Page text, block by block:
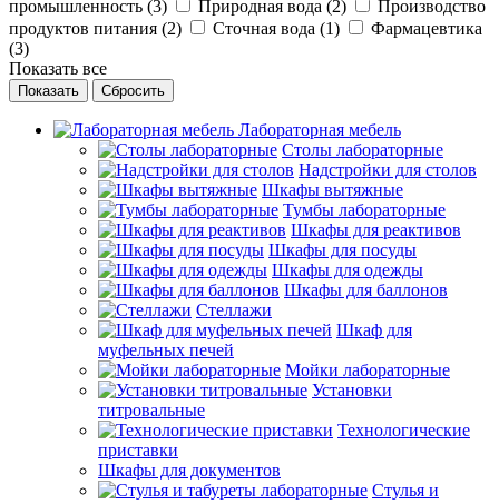
промышленность (3) Природная вода (2)
Производство
продуктов питания (2) Сточная вода (1)
Фармацевтика
(3)
Показать все
Сбросить
Лабораторная мебель
Столы лабораторные
Надстройки для столов
Шкафы вытяжные
Тумбы лабораторные
Шкафы для реактивов
Шкафы для посуды
Шкафы для одежды
Шкафы для баллонов
Стеллажи
Шкаф для
муфельных печей
Мойки лабораторные
Установки
титровальные
Технологические
приставки
Шкафы для документов
Стулья и